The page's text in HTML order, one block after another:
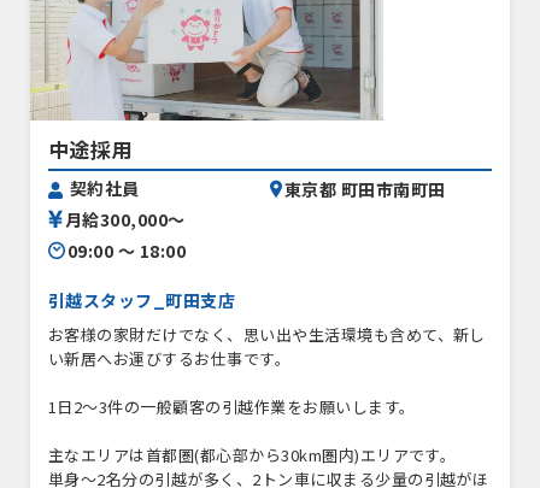
中途採用
契約社員
月給300,000〜
09:00 〜 18:00
東京都 町田市南町田
引越スタッフ_町田支店
お客様の家財だけでなく、思い出や生活環境も含めて、新し
い新居へお運びするお仕事です。
1日2〜3件の一般顧客の引越作業をお願いします。
主なエリアは首都圏(都心部から30km圏内)エリアです。
単身〜2名分の引越が多く、2トン車に収まる少量の引越がほ